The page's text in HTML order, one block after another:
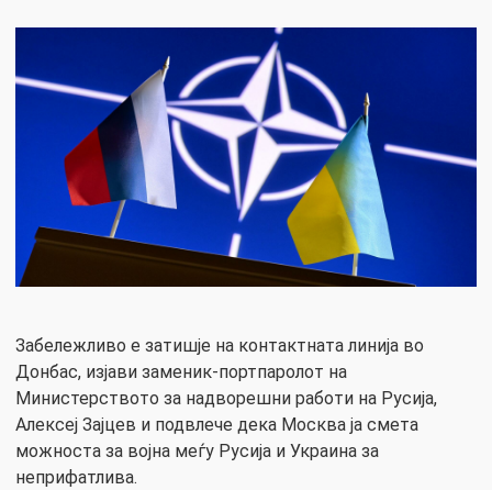
Забележливо е затишје на контактната линија во
Донбас, изјави заменик-портпаролот на
Министерството за надворешни работи на Русија,
Алексеј Зајцев и подвлече дека Москва ја смета
можноста за војна меѓу Русија и Украина за
неприфатлива.